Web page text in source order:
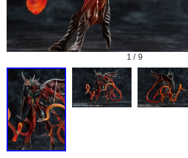
1 / 9